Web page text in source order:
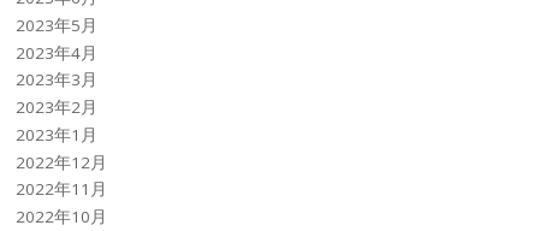
2023年5月
2023年4月
2023年3月
2023年2月
2023年1月
2022年12月
2022年11月
2022年10月